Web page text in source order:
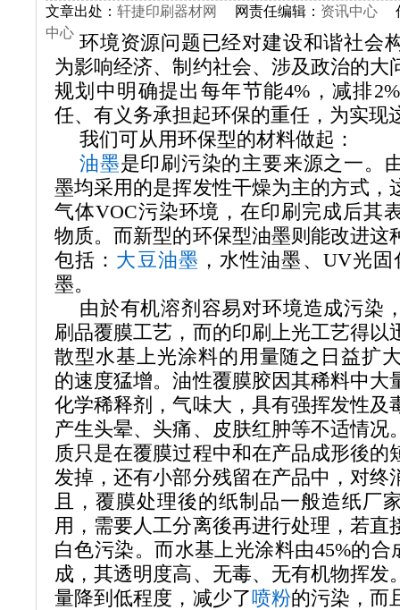
文章出处： 轩捷印刷器材网 网责任编辑： 资讯中心
中心 环境资源问题已经对建设和谐社会
为影响经济、制约社会、涉及政治的大
规划中明确提出每年节能4% ，减排2%
任、有义务承担起环保的重任，为实现
我们可从用环保型的材料做起：
油墨是印刷污染的主要来源之一。
墨均采用的是挥发性干燥为主的方式，
气体VOC污染环境，在印刷完成后其
物质。而新型的环保型油墨则能改进这
包括： 大豆油墨 ，水性油墨、 UV光固
墨。
由於有机溶剂容易对环境造成污染
刷品覆膜工艺，而的印刷上光工艺得以
散型水基上光涂料的用量随之日益扩
的速度猛增。油性覆膜胶因其稀料中大
化学稀释剂，气味大，具有强挥发性及
产生头晕、头痛、皮肤红肿等不适情况
质只是在覆膜过程中和在产品成形後的
发掉，还有小部分残留在产品中，对终
且，覆膜处理後的纸制品一般造纸厂
用，需要人工分离後再进行处理，若直
白色污染。而水基上光涂料由45%的合
成，其透明度高、无毒、无有机物挥发
量降到低程度，减少了 喷粉的污染，而